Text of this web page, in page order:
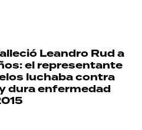
Leandro Rud a
el representante
luchaba contra
dura enfermedad